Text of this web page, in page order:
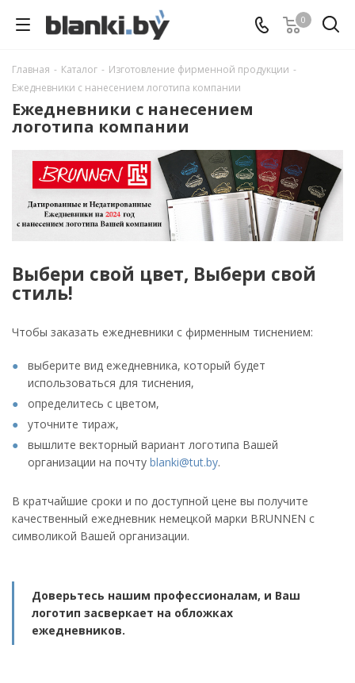
0
Главная - Каталог - Изготовление фирменной продукции -
Ежедневники с нанесением логотипа компании
Ежедневники с нанесением
логотипа компании
Выбери свой цвет, Выбери свой
стиль!
Чтобы заказать ежедневники с фирменным тиснением:
выберите вид ежедневника, который будет
использоваться для тиснения,
определитесь с цветом,
уточните тираж,
вышлите векторный вариант логотипа Вашей
организации на почту blanki@tut.by.
В кратчайшие сроки и по доступной цене вы получите
качественный ежедневник немецкой марки BRUNNEN с
символикой Вашей организации.
Доверьтесь нашим профессионалам, и Ваш
логотип засверкает на обложках
ежедневников.